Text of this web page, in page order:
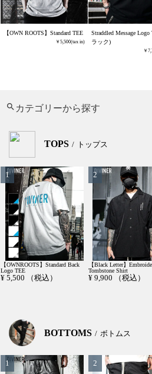
【OWN ROOTS】Standard TEE
5,500
Straddled Message Logo
ラック)
カテゴリーから探す
TOPS トップス
【OWNROOTS】Standard Back
Logo TEE
¥ 5,500 （税込）
【Black Letter】
Tombstone Shirt
¥ 9,900 （税込）
BOTTOMS ボトムス